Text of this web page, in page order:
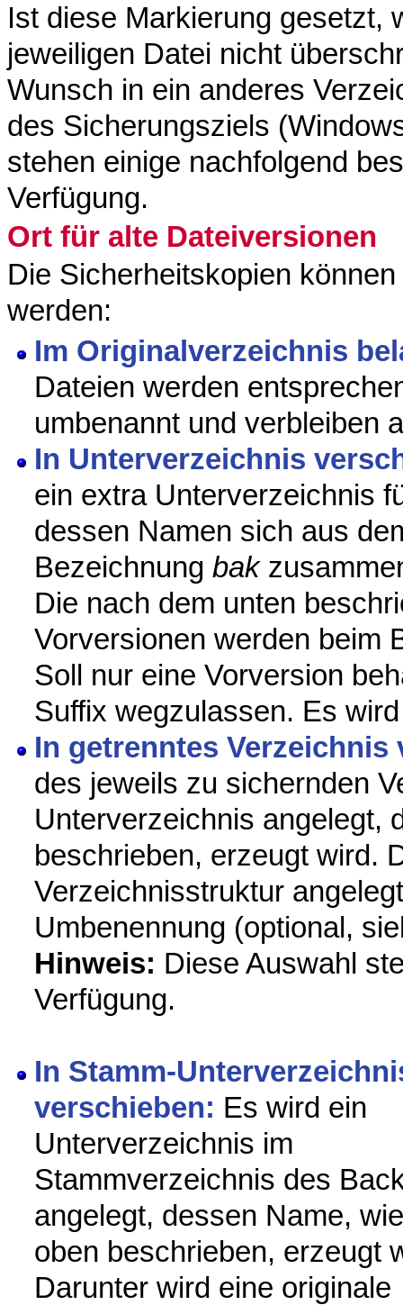
Ist diese Markierung gesetzt,
jeweiligen Datei nicht
Wunsch in ein anderes
des Sicherungsziels
stehen einige nachfolgend
Verfügung.
Ort für alte Dateiversionen
Die Sicherheitskopien
werden:
Im Originalverzeichnis
Dateien werden
umbenannt und verbleiben
In Unterverzeichnis
ein extra Unterverzeichnis
dessen Namen sich aus
Bezeichnung bak
Die nach dem unten
Vorversionen werden beim
Soll nur eine Vorversion
Suffix wegzulassen. Es
In getrenntes Verzeichnis
des jeweils zu sichernden
Unterverzeichnis angelegt,
beschrieben, erzeugt wird.
Verzeichnisstruktur
Umbenennung (optional,
Hinweis: Diese Auswahl
Verfügung.
In Stamm-
verschieben: Es wird ein
Unterverzeichnis im
Stammverzeichnis des
angelegt, dessen Name, wie
oben beschrieben, erzeugt
Darunter wird eine originale